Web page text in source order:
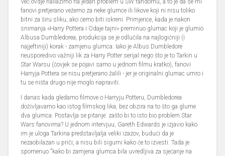
Već ovdje nailazimo na jedan problem u SW fandomu, a to je da se mi
fanovi pretjerano vežemo za neke glumce ili likove koji ni nisu toliko
bitni za širu sliku, ako ćemo biti iskreni. Primjerice, kada je nakon
snimanja «Harry Pottera i Odaje tajni» preminuo glumac koji je glumio
Albusa Dumbledorea, produkcija se je odlučila na najlogičniji (i
najjeftiniji) korak - zamjenu glumca. Iako je Albus Dumbledore
neusporedivo važniji lik za Harry Potter serijal nego što je to Tarkin u
Star Warsu (čovjek se pojavi samo u jednom filmu kratko), fanovi
Harryja Pottera se nisu pretjerano žalili - jer je originalni glumac umro i
tu se ništa drugo nije moglo napraviti.
I danas kada gledamo filmove o Harryju Potteru, Dumbledorea
doživljavamo kao istog filmskog lika, bez obzira na to što ga glume
dva glumca. Postavlja se pitanje: zašto bi to isto bio problem Star
Wars fanovima? U jednom intervjuu, Gareth Edwards je izjavio kako
im je uloga Tarkina predstavljalja veliki izazov, budući da je
nezaobilazan u priči, a nisu bili sigurni kako će to izvesti. Tada je
spomenuo "kako bi zamjena glumca bila uvredljiva za sjećanje na